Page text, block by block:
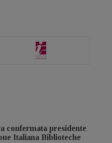
confermata presidente
Italiana Biblioteche